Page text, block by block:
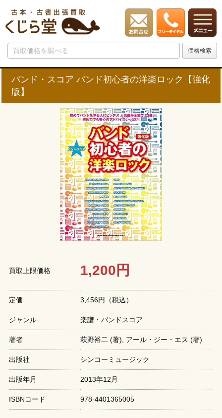
バンド・スコア バンド初心者の洋楽ロック【強化
版】
買取上限価格 1,200円
定価 3,456円（税込）
ジャンル 楽譜・バンドスコア
著者 萩野裕二 (著),‎ アール・ジー・エス (著)
出版社 シンコーミュージック
出版年月 2013年12月
ISBNコード 978-4401365005